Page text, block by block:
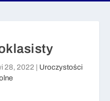
28, 2022
Uroczystości